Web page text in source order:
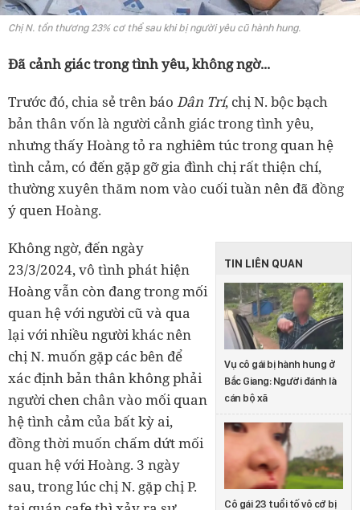
Chị N. tổn thương 23% cơ thể sau khi bị người yêu cũ hành hung.
Đã cảnh giác trong tình yêu, không ngờ...
Trước đó, chia sẻ trên báo Dân Trí, chị N. bộc bạch
bản thân vốn là người cảnh giác trong tình yêu,
nhưng thấy Hoàng tỏ ra nghiêm túc trong quan hệ
tình cảm, có đến gặp gỡ gia đình chị rất thiện chí,
thường xuyên thăm nom vào cuối tuần nên đã đồng
ý quen Hoàng.
TIN LIÊN QUAN
Vụ cô gái bị hành hung ở
Bắc Giang: Người đánh là
cán bộ xã
Cô gái 23 tuổi tố vô cớ bị
Không ngờ, đến ngày
23/3/2024, vô tình phát hiện
Hoàng vẫn còn đang trong mối
quan hệ với người cũ và qua
lại với nhiều người khác nên
chị N. muốn gặp các bên để
xác định bản thân không phải
người chen chân vào mối quan
hệ tình cảm của bất kỳ ai,
đồng thời muốn chấm dứt mối
quan hệ với Hoàng. 3 ngày
sau, trong lúc chị N. gặp chị P.